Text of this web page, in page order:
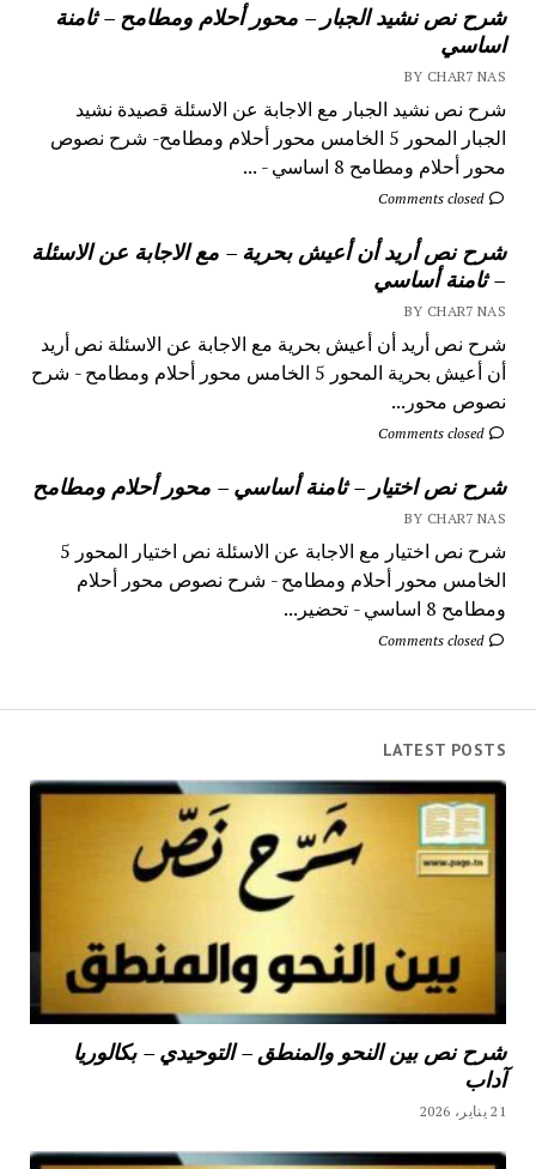
شرح نص نشيد الجبار – محور أحلام ومطامح – ثامنة
اساسي
BY CHAR7 NAS
شرح نص نشيد الجبار مع الاجابة عن الاسئلة قصيدة نشيد
الجبار المحور 5 الخامس محور أحلام ومطامح- شرح نصوص
محور أحلام ومطامح 8 اساسي - ...
Comments closed
شرح نص أريد أن أعيش بحرية – مع الاجابة عن الاسئلة
– ثامنة أساسي
BY CHAR7 NAS
شرح نص أريد أن أعيش بحرية مع الاجابة عن الاسئلة نص أريد
أن أعيش بحرية المحور 5 الخامس محور أحلام ومطامح - شرح
نصوص محور...
Comments closed
شرح نص اختيار – ثامنة أساسي – محور أحلام ومطامح
BY CHAR7 NAS
شرح نص اختيار مع الاجابة عن الاسئلة نص اختيار المحور 5
الخامس محور أحلام ومطامح - شرح نصوص محور أحلام
ومطامح 8 اساسي - تحضير...
Comments closed
LATEST POSTS
شرح نص بين النحو والمنطق – التوحيدي – بكالوريا
آداب
21 يناير، 2026